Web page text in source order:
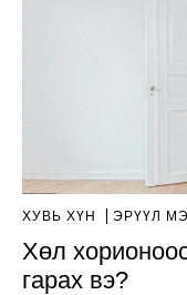
ХУВЬ ХҮН ЭРҮҮЛ
Хөл
гарах вэ?